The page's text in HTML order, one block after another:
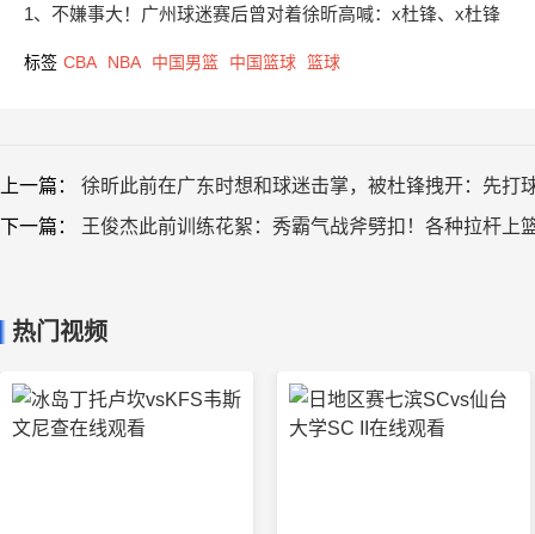
1、不嫌事大！广州球迷赛后曾对着徐昕高喊：x杜锋、x杜锋
标签 CBA NBA 中国男篮 中国篮球 篮球
上一篇： 徐昕此前在广东时想和球迷击掌，被杜锋拽开：先打
下一篇：
王俊杰此前训练花絮：秀霸气战斧劈扣！各种拉杆上
热门视频